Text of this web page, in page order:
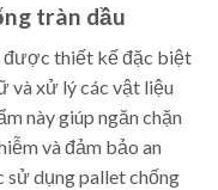
tràn dầu
được thiết kế đặc biệt
và xử lý các vật liệu
này giúp ngăn chặn
và đảm bảo an
sử dụng pallet chống